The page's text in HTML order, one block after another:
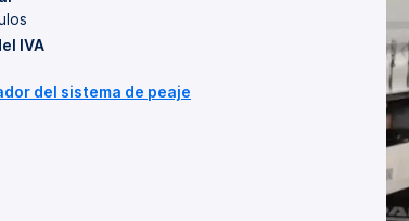
IVA
del sistema de peaje